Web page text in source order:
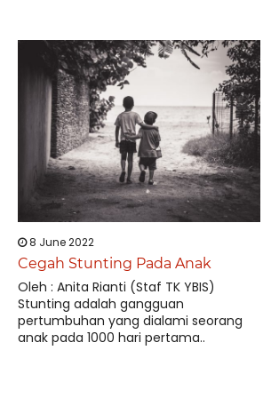
8 June 2022
Cegah Stunting Pada Anak
Oleh : Anita Rianti (Staf TK YBIS)
Stunting adalah gangguan
pertumbuhan yang dialami seorang
anak pada 1000 hari pertama..